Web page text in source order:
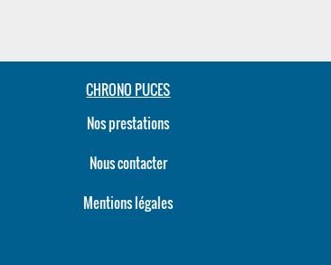
CHRONO PUCES
Nos prestations
Nous contacter
Mentions légales